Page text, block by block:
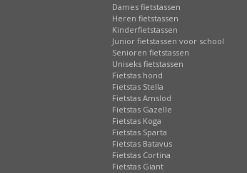
Dames fietstassen
Heren fietstassen
Kinderfietstassen
Junior fietstassen voor school
Senioren fietstassen
Uniseks fietstassen
Fietstas hond
Fietstas Stella
Fietstas Amslod
Fietstas Gazelle
Fietstas Koga
Fietstas Sparta
Fietstas Batavus
Fietstas Cortina
Fietstas Giant